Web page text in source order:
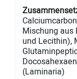
Mischung aus
und Lecithin),
(Laminaria)